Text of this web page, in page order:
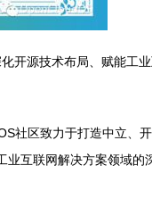
开源技术布局、赋能工
社区致力于打造中立、
互联网解决方案领域